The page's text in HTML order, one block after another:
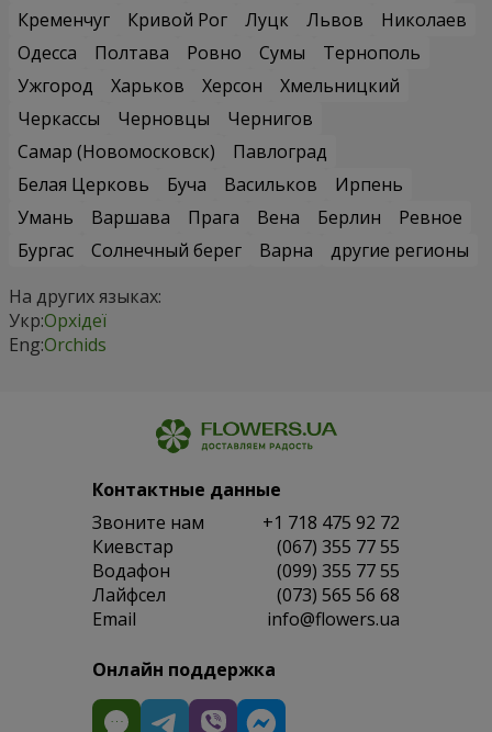
Кременчуг
Кривой Рог Луцк Львов
Николаев
Одесса
Полтава Ровно Сумы
Тернополь
Ужгород
Харьков Херсон
Хмельницкий
Черкассы
Черновцы
Чернигов
Самар (Новомосковск)
Павлоград
Белая Церковь
Буча Васильков
Ирпень
Умань
Варшава Прага Вена Берлин
Ревное
Бургас
Солнечный берег Варна
другие регионы
На других языках:
Укр:Орхідеї
Eng:Orchids
Контактные данные
Звоните нам
+1 718 475 92 72
Киевстар
(067) 355 77 55
Водафон
(099) 355 77 55
Лайфсел
(073) 565 56 68
Email
info@flowers.ua
Онлайн поддержка